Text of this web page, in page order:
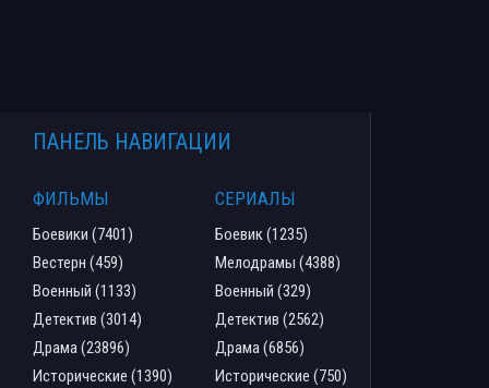
ПАНЕЛЬ НАВИГАЦИИ
ФИЛЬМЫ
Боевики (7401)
Вестерн (459)
Военный (1133)
Детектив (3014)
Драма (23896)
Исторические (1390)
СЕРИАЛЫ
Боевик (1235)
Мелодрамы (4388)
Военный (329)
Детектив (2562)
Драма (6856)
Исторические (750)